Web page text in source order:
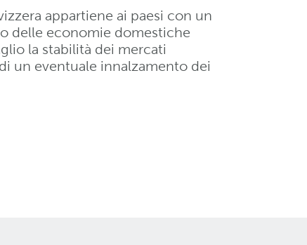
appartiene ai paesi con un
delle economie domestiche
la stabilità dei mercati
un eventuale innalzamento dei